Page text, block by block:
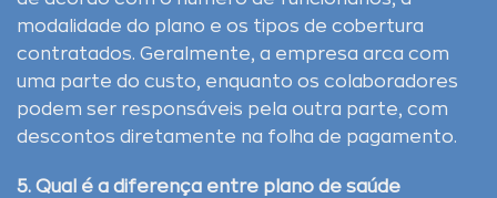
modalidade do plano e os tipos de cobertura
contratados. Geralmente, a empresa arca com
uma parte do custo, enquanto os colaboradores
podem ser responsáveis pela outra parte, com
descontos diretamente na folha de pagamento.
5. Qual é a diferença entre plano de saúde